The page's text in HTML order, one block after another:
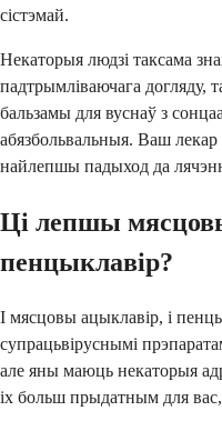
сістэмай.
Некаторыя людзі таксама
падтрымліваючага догляду,
бальзамы для вуснаў з
абязбольвальныя. Ваш
найлепшы падыход да
Ці лепшы
пенцыклавір?
І мясцовы ацыклавір, і
супрацьвіруснымі
але яны маюць некаторыя
іх больш прыдатным для